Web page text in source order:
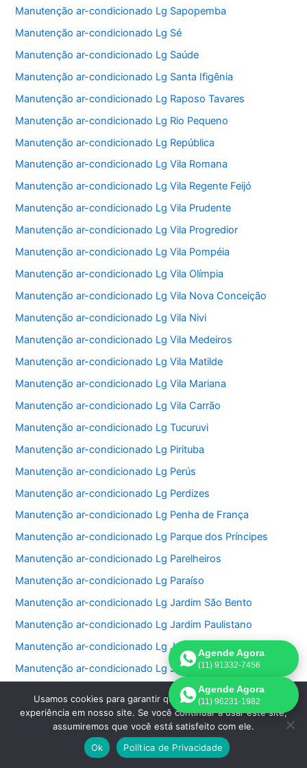
Manutenção ar-condicionado Lg Sapopemba
Manutenção ar-condicionado Lg Sé
Manutenção ar-condicionado Lg Saúde
Manutenção ar-condicionado Lg Santa Ifigênia
Manutenção ar-condicionado Lg Raposo Tavares
Manutenção ar-condicionado Lg Rio Pequeno
Manutenção ar-condicionado Lg República
Manutenção ar-condicionado Lg Vila Romana
Manutenção ar-condicionado Lg Vila Regente Feijó
Manutenção ar-condicionado Lg Vila Prudente
Manutenção ar-condicionado Lg Vila Progredior
Manutenção ar-condicionado Lg Vila Pompéia
Manutenção ar-condicionado Lg Vila Olímpia
Manutenção ar-condicionado Lg Vila Nova Conceição
Manutenção ar-condicionado Lg Vila Nivi
Manutenção ar-condicionado Lg Vila Medeiros
Manutenção ar-condicionado Lg Vila Matilde
Manutenção ar-condicionado Lg Vila Mariana
Manutenção ar-condicionado Lg Vila Carrão
Manutenção ar-condicionado Lg Tucuruvi
Manutenção ar-condicionado Lg Pirituba
Manutenção ar-condicionado Lg Perús
Manutenção ar-condicionado Lg Perdizes
Manutenção ar-condicionado Lg Penha de França
Manutenção ar-condicionado Lg Parque dos Príncipes
Manutenção ar-condicionado Lg Parelheiros
Manutenção ar-condicionado Lg Paraíso
Manutenção ar-condicionado Lg Jardim São Bento
Manutenção ar-condicionado Lg Jardim Paulistano
Manutenção ar-condicionado Lg Jardim Paulista
Manutenção ar-condicionado Lg Jardim Morumbi
Manutenção ar-condicionado Lg Jardim Fonte do Morumbi
Manutenção ar-condicionado Lg Jardim Europa
Manutenção ar-condicionado Lg Jardim das Perdizes
Manutenção ar-condicionado Lg Jardim das Acacias
Agende Agora
(11) 91332-7456
Agende Agora
(11) 96231-1982
Usamos cookies para garantir que oferecemos a melhor
experiência em nosso site. Se você continuar a usar este site,
assumiremos que você está satisfeito com ele.
Ok
Política de Privacidade